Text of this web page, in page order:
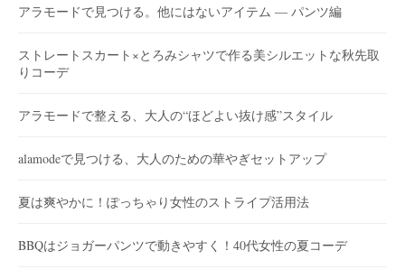
アラモードで見つける。他にはないアイテム ― パンツ編
ストレートスカート×とろみシャツで作る美シルエットな秋先取
りコーデ
アラモードで整える、大人の“ほどよい抜け感”スタイル
alamodeで見つける、大人のための華やぎセットアップ
夏は爽やかに！ぽっちゃり女性のストライプ活用法
BBQはジョガーパンツで動きやすく！40代女性の夏コーデ